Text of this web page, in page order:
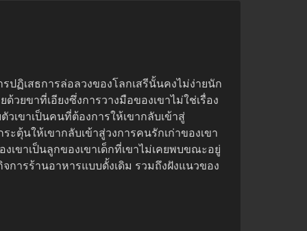
ปฏิเสธการล่อลวงของโลกเสรีนั้นคงไม่ง่ายนัก
วยขาที่เอียงซึ่งการวางมือของเขาไม่ใช่เรื่อง
วเขาเป็นคนที่ต้องการให้เขากลับเข้าสู่
ะตุ้นให้เขากลับเข้าสู่วงการคนรักเก่าของเขา
ขาเป็นลูกของเขาเด็กที่เขาไม่เคยพบขณะอยู่
ารร้านอาหารแบบดั้งเดิม รวมถึงฝังแนวของ